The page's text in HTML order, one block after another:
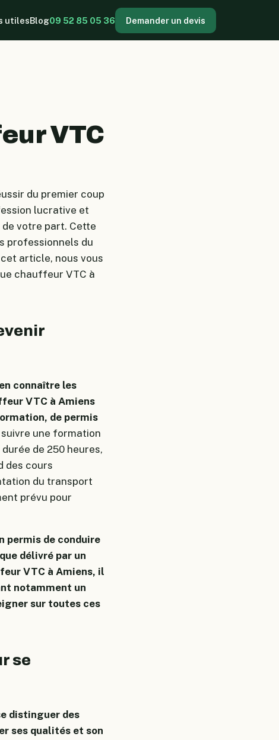
utilesBlog09 52 85 05 36 Demander un devis
VTC
du premier coup
lucrative et
votre part. Cette
professionnels du
article, nous vous
chauffeur VTC à
connaître les
VTC à Amiens
de permis
une formation
de 250 heures,
des cours
du transport
prévu pour
permis de conduire
délivré par un
VTC à Amiens, il
notamment un
sur toutes ces
se
distinguer des
ses qualités et son